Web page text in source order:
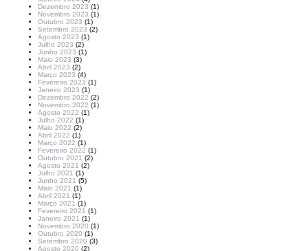
Dezembro 2023 (1)
Novembro 2023 (1)
Outubro 2023 (1)
Setembro 2023 (2)
Agosto 2023 (1)
Julho 2023 (2)
Junho 2023 (1)
Maio 2023 (3)
Abril 2023 (2)
Março 2023 (4)
Fevereiro 2023 (1)
Janeiro 2023 (1)
Dezembro 2022 (2)
Novembro 2022 (1)
Agosto 2022 (1)
Julho 2022 (1)
Maio 2022 (2)
Abril 2022 (1)
Março 2022 (1)
Fevereiro 2022 (1)
Outubro 2021 (2)
Agosto 2021 (2)
Julho 2021 (1)
Junho 2021 (5)
Maio 2021 (1)
Abril 2021 (1)
Março 2021 (1)
Fevereiro 2021 (1)
Janeiro 2021 (1)
Novembro 2020 (1)
Outubro 2020 (1)
Setembro 2020 (3)
Agosto 2020 (2)